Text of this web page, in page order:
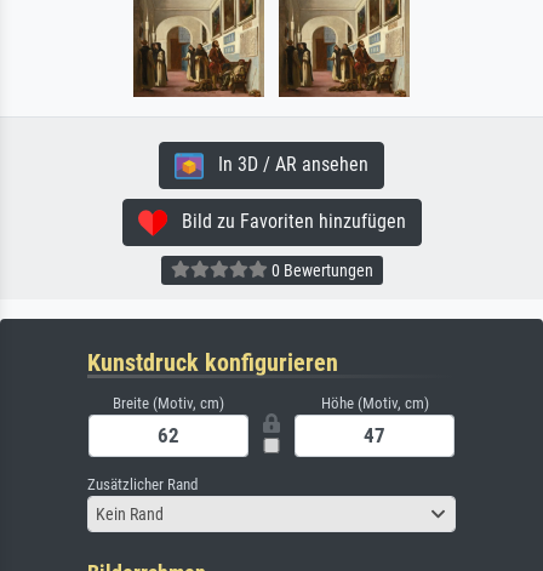
In 3D / AR ansehen
Bild zu Favoriten hinzufügen
0 Bewertungen
Kunstdruck konfigurieren
Breite (Motiv, cm) Höhe (Motiv, cm)
Zusätzlicher Rand
Kein Rand